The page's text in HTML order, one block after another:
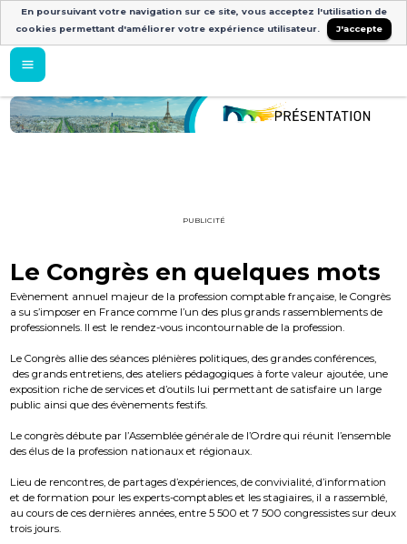
PUBLICITÉ
Le Congrès en quelques mots
Evènement annuel majeur de la profession comptable française, le Congrès
a su s’imposer en France comme l’un des plus grands rassemblements de
professionnels. Il est le rendez-vous incontournable de la profession.
Le Congrès allie des séances plénières politiques, des grandes conférences,
des grands entretiens, des ateliers pédagogiques à forte valeur ajoutée, une
exposition riche de services et d’outils lui permettant de satisfaire un large
public ainsi que des évènements festifs.
Le congrès débute par l’Assemblée générale de l’Ordre qui réunit l’ensemble
des élus de la profession nationaux et régionaux.
Lieu de rencontres, de partages d’expériences, de convivialité, d’information
et de formation pour les experts-comptables et les stagiaires, il a rassemblé,
au cours de ces dernières années, entre 5 500 et 7 500 congressistes sur deux
trois jours.
En poursuivant votre navigation sur ce site, vous acceptez l'utilisation de
cookies permettant d'améliorer votre expérience utilisateur.
J'accepte